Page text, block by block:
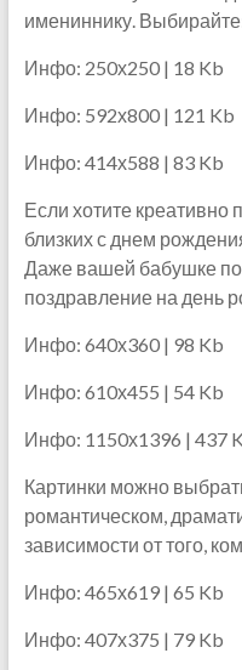
имениннику.
Инфо: 250х250 | 18 Kb
Инфо: 592х800 | 121 Kb
Инфо: 414х588 | 83 Kb
Если хотите креативно
близких с днем
Даже вашей бабушке
поздравление на день
Инфо: 640х360 | 98 Kb
Инфо: 610х455 | 54 Kb
Инфо: 1150х1396 | 437
Картинки можно
романтическом,
зависимости от того,
Инфо: 465х619 | 65 Kb
Инфо: 407х375 | 79 Kb